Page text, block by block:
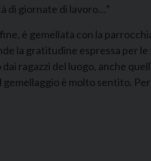
di giornate di lavoro…”
è gemellata con la
la gratitudine espressa
ragazzi del luogo, anche
è molto sentito.